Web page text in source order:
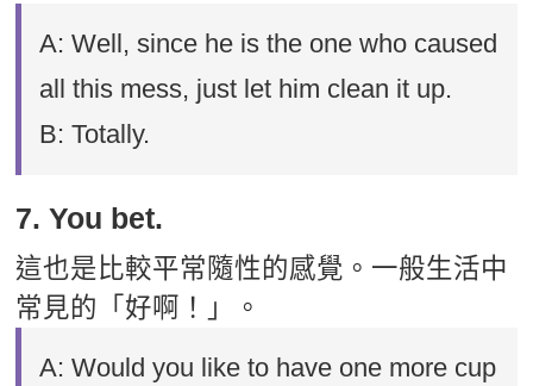
A: Well, since he is the one who caused
all this mess, just let him clean it up.
B: Totally.
7. You bet.
這也是比較平常隨性的感覺。一般生活中
常見的「好啊！」。
A: Would you like to have one more cup